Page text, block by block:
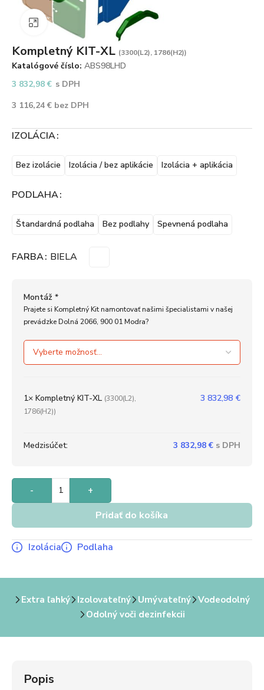
Zväčšiť obrázok
Kompletný KIT-XL (3300(L2), 1786(H2))
Katalógové číslo: ABS98LHD
3 832,98€ s DPH
3 116,24€ bez DPH
IZOLÁCIA
Bez izolácie Izolácia / bez aplikácie Izolácia + aplikácia
PODLAHA
Štandardná podlaha Bez podlahy Spevnená podlaha
FARBA BIELA
Montáž *
Prajete si Kompletný Kit namontovať našimi špecialistami v našej
prevádzke Dolná 2066, 900 01 Modra?
1× Kompletný KIT-XL (3300(L2),
1786(H2))
3 832,98 €
Medzisúčet: 3 832,98€
- +
Pridať do košíka
Izolácia Podlaha
Extra ľahký Izolovateľný Umývateľný
Vodeodolný
Odolný voči dezinfekcii
Popis